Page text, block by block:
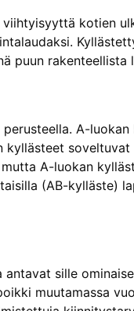
kotien
puun rakenteellista
A-
soveltuvat
A-luokan
(AB-kylläste)
sille
muutamassa